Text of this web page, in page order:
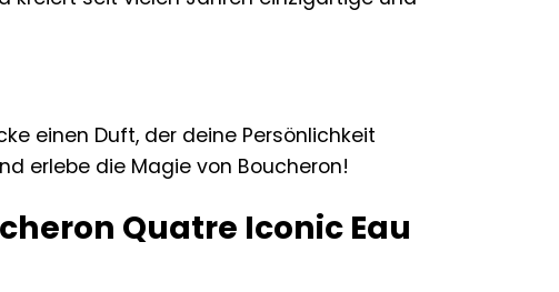
einen Duft, der deine Persönlichkeit
erlebe die Magie von Boucheron!
Quatre Iconic Eau